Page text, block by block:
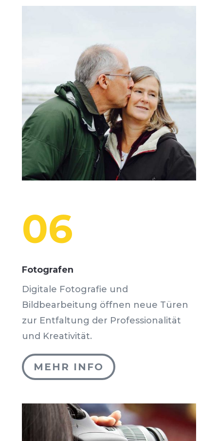
06
Fotografen
Digitale Fotografie und
Bildbearbeitung öffnen neue Türen
zur Entfaltung der Professionalität
und Kreativität.
MEHR INFO